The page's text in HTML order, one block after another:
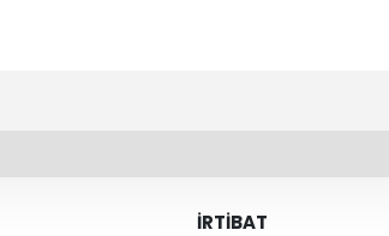
İRTİBAT